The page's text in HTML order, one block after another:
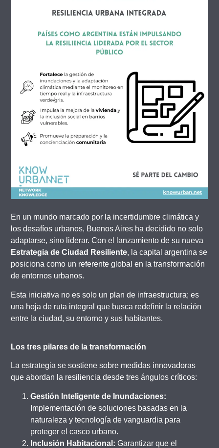
En un mundo marcado por la incertidumbre climática y
los desafíos urbanos, Buenos Aires ha decidido no solo
adaptarse, sino liderar. Con el lanzamiento de su nueva
Estrategia de Ciudad Resiliente, la capital argentina se
posiciona como un referente global en la transformación
de entornos urbanos.
Esta iniciativa no es solo un plan de infraestructura; es
una hoja de ruta integral que busca redefinir la relación
entre la ciudad, su entorno y sus habitantes.
Los tres pilares de la transformación
La estrategia se sostiene sobre medidas innovadoras
que abordan la resiliencia desde tres ángulos críticos:
Gestión Inteligente de Inundaciones:
Implementación de soluciones basadas en la
naturaleza y tecnología de vanguardia para
proteger el casco urbano.
Inclusión Habitacional: Garantizar que el